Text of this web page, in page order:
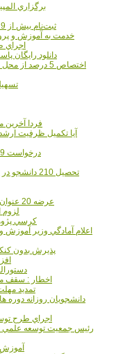
برگزاري
ثبت‌نام بيش از 9 هزار نفر در آزمون کارداني فني و حرفه‌اي
خدمت به آموزش و
اجراي
دانلود رایگان
اختصاص 5 درصد از محل عوارض گاز مصرفي براي نوسازي مدارس
فردا آخرین
آیا تکمیل ظرفیت
درخواست 29 رشته کارشناسي ارشد بررسي مي شود
تحصيل 210
عرضه 20 عنوان کتاب با موضوع سبک زندگي به دانشگاه‌ها
لزوم
18 کرسي
اعلام آمادگي وزير
پذيرش بدون
اخطار : سقف
تمدید
دانشجويان روزانه
اجراي طرح توسعه
رئيس جمعيت توسعه علمي
آموزش